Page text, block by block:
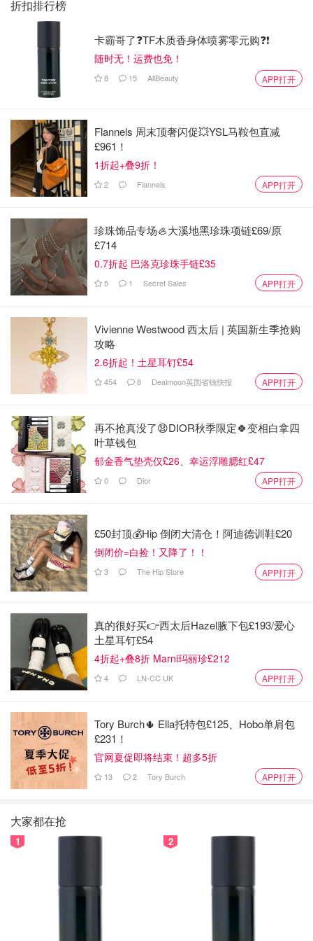
折扣排行榜
卡霸哥了❓TF木质香身体喷雾零元购❓❗
随时无！运费也免！
8 15 AllBeauty APP打开
Flannels 周末顶奢闪促💥YSL马鞍包直减
£961！
1折起+叠9折！
2 Flannels APP打开
珍珠饰品专场🦪大溪地黑珍珠项链£69/原
£714
0.7折起 巴洛克珍珠手链£35
5 1 Secret Sales APP打开
Vivienne Westwood 西太后 | 英国新生季抢购
攻略
2.6折起！土星耳钉£54
454 8 Dealmoon英国省钱快报 APP打开
再不抢真没了😧DIOR秋季限定🍀变相白拿四
叶草钱包
郁金香气垫壳仅£26、幸运浮雕腮红£47
0 Dior APP打开
£50封顶💰Hip 倒闭大清仓！阿迪德训鞋£20
倒闭价=白捡！又降了！！
3 The Hip Store APP打开
真的很好买👉西太后Hazel腋下包£193/爱心
土星耳钉£54
4折起+叠8折 Marni玛丽珍£212
4 LN-CC UK APP打开
Tory Burch🌵 Ella托特包£125、Hobo单肩包
£231！
官网夏促即将结束！超多5折
13 2 Tory Burch APP打开
大家都在抢
1 2